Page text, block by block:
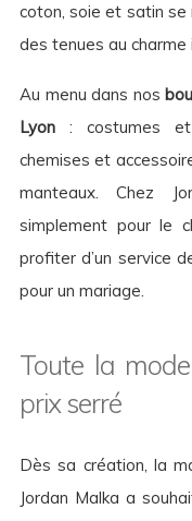
coton, soie et satin se
des tenues au charme
Au menu dans nos
Lyon : costumes et
chemises et
manteaux. Chez
simplement pour le
profiter d’un service
pour un mariage.
Toute la
prix serré
Dès sa création, la
Jordan Malka a